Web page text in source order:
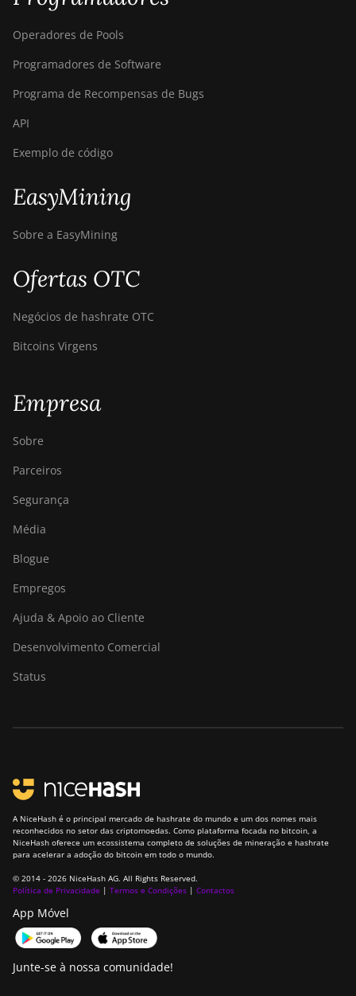
Operadores de Pools
Programadores de Software
Programa de Recompensas de Bugs
API
Exemplo de código
EasyMining
Sobre a EasyMining
Ofertas OTC
Negócios de hashrate OTC
Bitcoins Virgens
Empresa
Sobre
Parceiros
Segurança
Média
Blogue
Empregos
Ajuda & Apoio ao Cliente
Desenvolvimento Comercial
Status
A NiceHash é o principal mercado de hashrate do mundo e um dos nomes mais
reconhecidos no setor das criptomoedas. Como plataforma focada no bitcoin, a
NiceHash oferece um ecossistema completo de soluções de mineração e hashrate
para acelerar a adoção do bitcoin em todo o mundo.
© 2014 - 2026 NiceHash AG. All Rights Reserved.
Política de Privacidade | Termos e Condições | Contactos
App Móvel
Junte-se à nossa comunidade!